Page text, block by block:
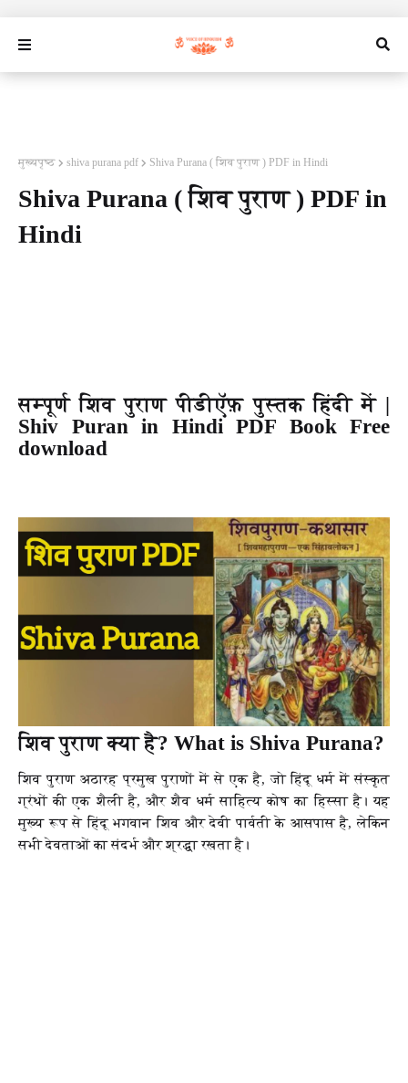
मुख्यपृष्ठ shiva purana pdf Shiva Purana ( शिव पुराण ) PDF in Hindi
Shiva Purana ( शिव पुराण ) PDF in
Hindi
सम्पूर्ण शिव पुराण पीडीऍफ़ पुस्तक हिंदी में |
Shiv Puran in Hindi PDF Book Free
download
शिव पुराण क्या है? What is Shiva Purana?
शिव पुराण अठारह प्रमुख पुराणों में से एक है, जो हिंदू धर्म में संस्कृत
ग्रंथों की एक शैली है, और शैव धर्म साहित्य कोष का हिस्सा है। यह
मुख्य रूप से हिंदू भगवान शिव और देवी पार्वती के आसपास है, लेकिन
सभी देवताओं का संदर्भ और श्रद्धा रखता है।